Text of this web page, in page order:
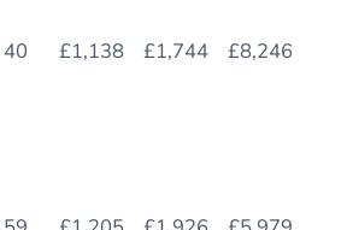
40 £1,138 £1,744 £8,246